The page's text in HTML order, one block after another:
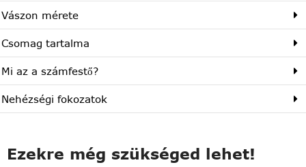
Vászon mérete
Csomag tartalma
Mi az a számfestő?
Nehézségi fokozatok
Ezekre még szükséged lehet!